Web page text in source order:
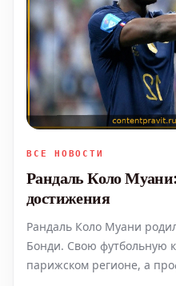
ВСЕ НОВОСТИ
Рандаль Коло
достижения
Рандаль Коло Муани
Бонди. Свою футбольную
парижском регионе, а